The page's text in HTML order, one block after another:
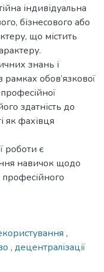
індивідуальна
бізнесового або
що містить
знань і
обов’язкової
здатність до
як фахівця
роботи є
навичок щодо
,
, децентралізації